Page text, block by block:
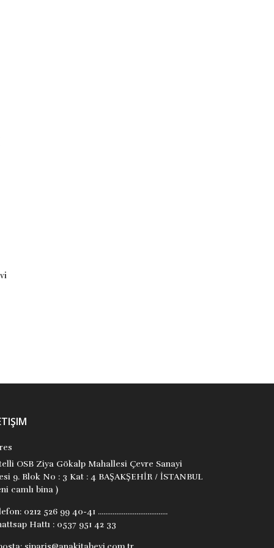
OSB Ziya Gökalp Mahallesi Çevre Sanayi
9. Blok No : 3 Kat : 4 BAŞAKŞEHİR / İSTANBUL
camlı bina )
0212 526 99 40-41 ......................................
Hattı : 0537 951 42 33